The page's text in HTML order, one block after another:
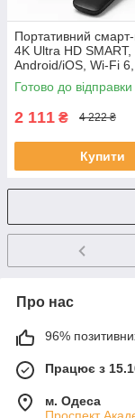
Портативний
4K Ultra HD SMART,
Android/iOS, Wi-Fi 6,
Bluetooth, HDMI,
кінотеатр JU-56
Готово до відправки
2 111 ₴ 4 222 ₴
Купити
Про нас
96%
Працює з
м. Одеса